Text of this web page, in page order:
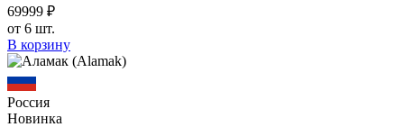
69999 ₽
от 6 шт.
В корзину
Россия
Новинка